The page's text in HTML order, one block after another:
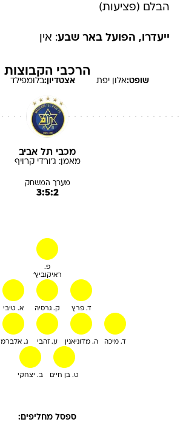
הבלם (פציעות)
ייעדרו, הפועל באר שבע: אין
הרכבי הקבוצות
שופט:אלון יפת אצטדיון:בלומפילד
מכבי תל אביב
מאמן: ג'ורדי קרויף
מערך המשחק
3:5:2
פ.
ראיקוביץ'
א. טיבי ק. גרסיה ד. פרץ
ג. אלברמן ע. זהבי ה. מדוניאנין ד. מיכה
ב. יצחקי ט. בן חיים
ספסל מחליפים: